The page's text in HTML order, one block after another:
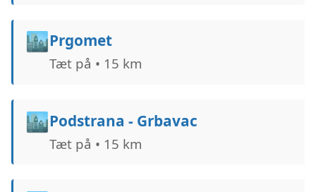
🏙️Prgomet
Tæt på • 15 km
🏙️Podstrana - Grbavac
Tæt på • 15 km